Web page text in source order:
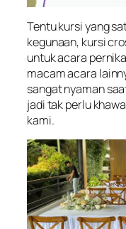
Tentu kursi yang
kegunaan, kursi
untuk acara
macam acara
sangat nyaman
jadi tak perlu
kami.